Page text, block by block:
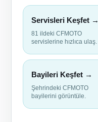
Servisleri Keşfet →
81 ildeki CFMOTO
servislerine hızlıca ulaş.
Bayileri Keşfet →
Şehrindeki CFMOTO
bayilerini görüntüle.